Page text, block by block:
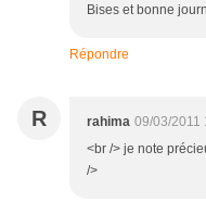
Bises et bonne
Répondre
R rahima 09/03/2011
<br /> je note
/>